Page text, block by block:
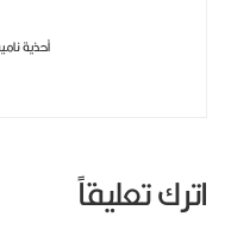
أحذية
اترك تعليقاً